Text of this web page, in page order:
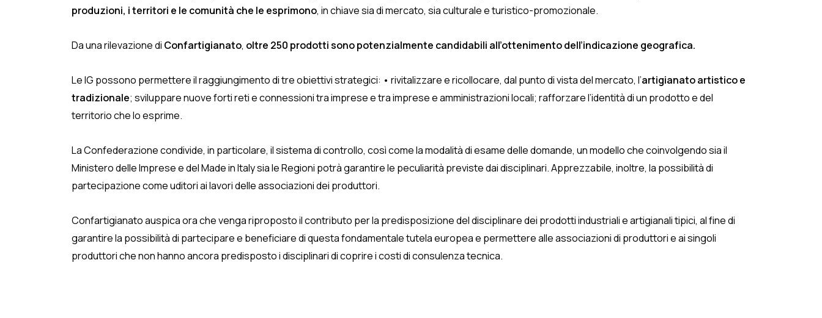
produzioni, i territori e le comunità che le esprimono, in chiave sia di mercato, sia culturale e turistico-promozionale.
Da una rilevazione di Confartigianato, oltre 250 prodotti sono potenzialmente candidabili all’ottenimento dell’indicazione geografica.
Le IG possono permettere il raggiungimento di tre obiettivi strategici: • rivitalizzare e ricollocare, dal punto di vista del mercato, l’artigianato artistico e
tradizionale; sviluppare nuove forti reti e connessioni tra imprese e tra imprese e amministrazioni locali; rafforzare l’identità di un prodotto e del
territorio che lo esprime.
La Confederazione condivide, in particolare, il sistema di controllo, così come la modalità di esame delle domande, un modello che coinvolgendo sia il
Ministero delle Imprese e del Made in Italy sia le Regioni potrà garantire le peculiarità previste dai disciplinari. Apprezzabile, inoltre, la possibilità di
partecipazione come uditori ai lavori delle associazioni dei produttori.
Confartigianato auspica ora che venga riproposto il contributo per la predisposizione del disciplinare dei prodotti industriali e artigianali tipici, al fine di
garantire la possibilità di partecipare e beneficiare di questa fondamentale tutela europea e permettere alle associazioni di produttori e ai singoli
produttori che non hanno ancora predisposto i disciplinari di coprire i costi di consulenza tecnica.